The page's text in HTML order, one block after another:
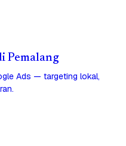
Pemalang
Ads — targeting lokal,